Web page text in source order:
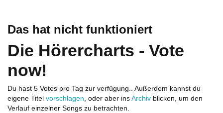
Das hat nicht funktioniert
Die Hörercharts - Vote
now!
Du hast 5 Votes pro Tag zur verfügung.. Außerdem kannst du
eigene Titel vorschlagen, oder aber ins Archiv blicken, um den
Verlauf einzelner Songs zu betrachten.